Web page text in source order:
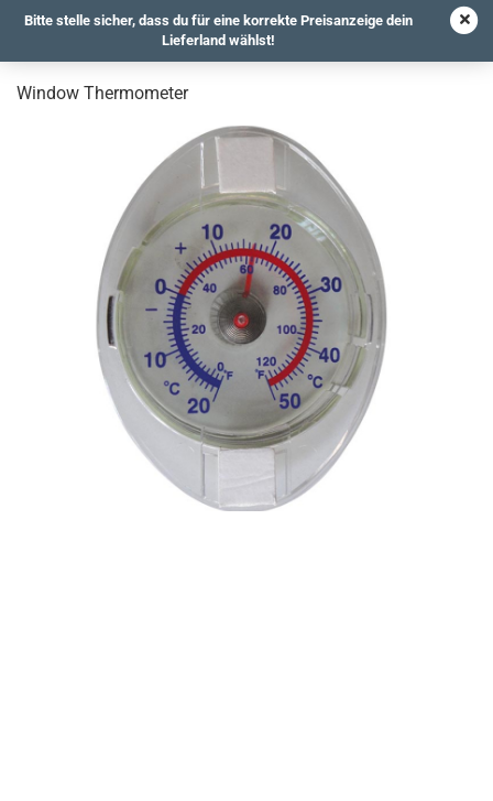
Bitte stelle sicher, dass du für eine korrekte Preisanzeige dein
Lieferland wählst!
Window Thermometer